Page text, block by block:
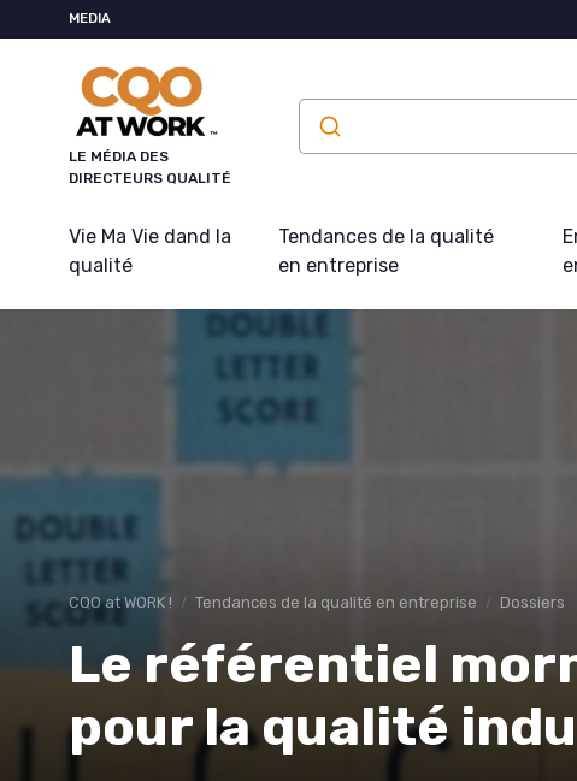
MEDIA
LE MÉDIA DES
DIRECTEURS QUALITÉ
Vie Ma Vie dand la
qualité
Tendances de la qualité
en entreprise
CQO at WORK ! Tendances de la qualité en entreprise Dossiers
Le référentiel
pour la qualité
Panneau de gestion des cookies